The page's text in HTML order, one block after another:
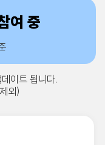
여 중
이트 됩니다.
외)